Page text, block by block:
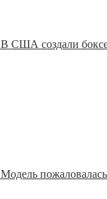
В США создали
Модель